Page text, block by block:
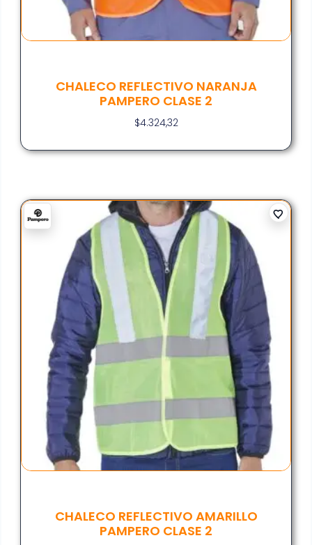
CHALECO REFLECTIVO NARANJA
PAMPERO CLASE 2
$4.324,32
CHALECO REFLECTIVO AMARILLO
PAMPERO CLASE 2